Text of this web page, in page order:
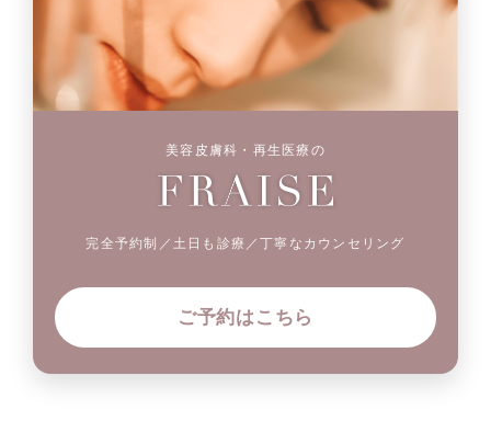
美容皮膚科・再生医療の
完全予約制／土日も診療／丁寧なカウンセリング
ご予約はこちら